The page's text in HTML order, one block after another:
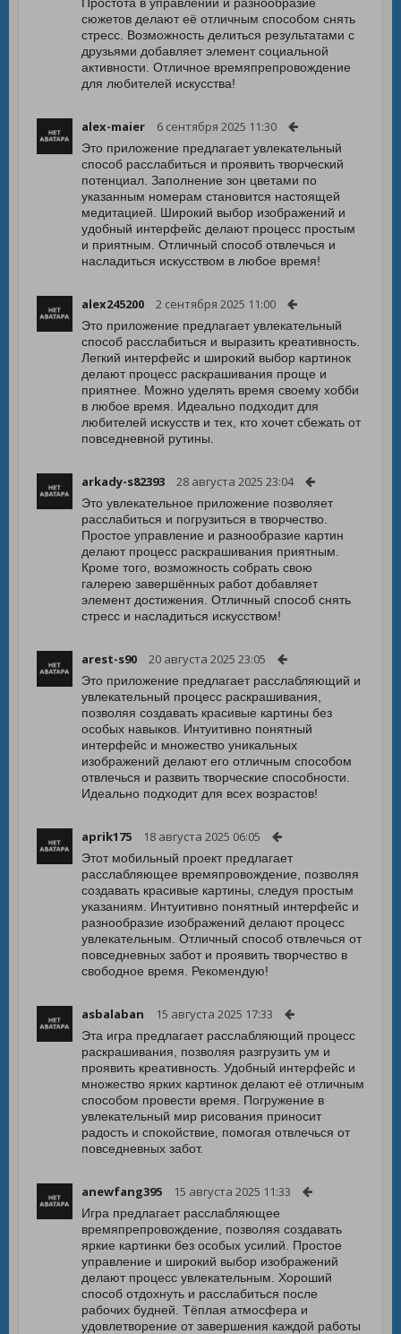
сюжетов делают её отличным способом снять
стресс. Возможность делиться результатами с
друзьями добавляет элемент социальной
активности. Отличное времяпрепровождение
для любителей искусства!
alex-maier 6 сентября 2025 11:30
Это приложение предлагает увлекательный
способ расслабиться и проявить творческий
потенциал. Заполнение зон цветами по
указанным номерам становится настоящей
медитацией. Широкий выбор изображений и
удобный интерфейс делают процесс простым
и приятным. Отличный способ отвлечься и
насладиться искусством в любое время!
alex245200 2 сентября 2025 11:00
Это приложение предлагает увлекательный
способ расслабиться и выразить креативность.
Легкий интерфейс и широкий выбор картинок
делают процесс раскрашивания проще и
приятнее. Можно уделять время своему хобби
в любое время. Идеально подходит для
любителей искусств и тех, кто хочет сбежать от
повседневной рутины.
arkady-s82393 28 августа 2025 23:04
Это увлекательное приложение позволяет
расслабиться и погрузиться в творчество.
Простое управление и разнообразие картин
делают процесс раскрашивания приятным.
Кроме того, возможность собрать свою
галерею завершённых работ добавляет
элемент достижения. Отличный способ снять
стресс и насладиться искусством!
arest-s90 20 августа 2025 23:05
Это приложение предлагает расслабляющий и
увлекательный процесс раскрашивания,
позволяя создавать красивые картины без
особых навыков. Интуитивно понятный
интерфейс и множество уникальных
изображений делают его отличным способом
отвлечься и развить творческие способности.
Идеально подходит для всех возрастов!
aprik175 18 августа 2025 06:05
Этот мобильный проект предлагает
расслабляющее времяпровождение, позволяя
создавать красивые картины, следуя простым
указаниям. Интуитивно понятный интерфейс и
разнообразие изображений делают процесс
увлекательным. Отличный способ отвлечься от
повседневных забот и проявить творчество в
свободное время. Рекомендую!
asbalaban 15 августа 2025 17:33
Эта игра предлагает расслабляющий процесс
раскрашивания, позволяя разгрузить ум и
проявить креативность. Удобный интерфейс и
множество ярких картинок делают её отличным
способом провести время. Погружение в
увлекательный мир рисования приносит
радость и спокойствие, помогая отвлечься от
повседневных забот.
anewfang395 15 августа 2025 11:33
Игра предлагает расслабляющее
времяпрепровождение, позволяя создавать
яркие картинки без особых усилий. Простое
управление и широкий выбор изображений
делают процесс увлекательным. Хороший
способ отдохнуть и расслабиться после
рабочих будней. Тёплая атмосфера и
удовлетворение от завершения каждой работы